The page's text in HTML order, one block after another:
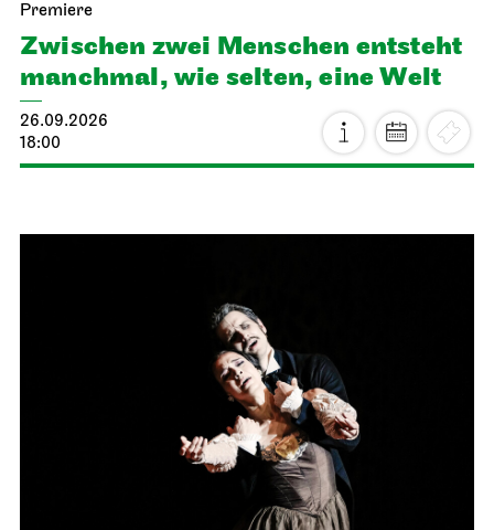
Premiere
Zwischen zwei Menschen ent­steht
manch­mal, wie selten, eine Welt
26.09.2026
18:00